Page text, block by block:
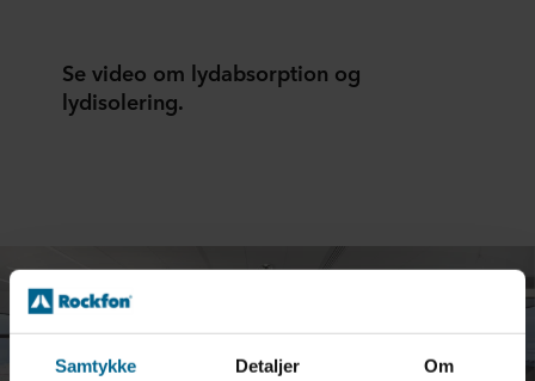
Samtykke Detaljer Om
Se video om lydabsorption og
lydisolering.